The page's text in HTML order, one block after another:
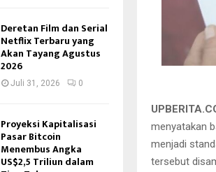
menyatakan
menjadi
tersebut
Deretan Film dan Serial
Netflix Terbaru yang
Akan Tayang Agustus
2026
Juli 31, 2026 0
Proyeksi Kapitalisasi
Pasar Bitcoin
Menembus Angka
US$2,5 Triliun dalam